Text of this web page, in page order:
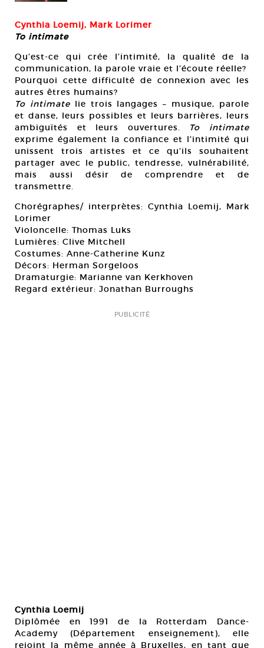
Cynthia Loemij, Mark Lorimer
To intimate
Qu’est-ce qui crée l’intimité, la qualité de la
communication, la parole vraie et l’écoute réelle?
Pourquoi cette difficulté de connexion avec les
autres êtres humains?
To intimatelie trois langages – musique, parole
et danse, leurs possibles et leurs barrières, leurs
ambiguïtés et leurs ouvertures. To intimate
exprime également la confiance et l’intimité qui
unissent trois artistes et ce qu’ils souhaitent
partager avec le public, tendresse, vulnérabilité,
mais aussi désir de comprendre et de
transmettre.
Chorégraphes/ interprètes: Cynthia Loemij, Mark
Lorimer
Violoncelle: Thomas Luks
Lumières: Clive Mitchell
Costumes: Anne-Catherine Kunz
Décors: Herman Sorgeloos
Dramaturgie: Marianne van Kerkhoven
Regard extérieur: Jonathan Burroughs
PUBLICITÉ
Cynthia Loemij
Diplômée en 1991 de la Rotterdam Dance-
Academy (Département enseignement), elle
rejoint la même année à Bruxelles, en tant que